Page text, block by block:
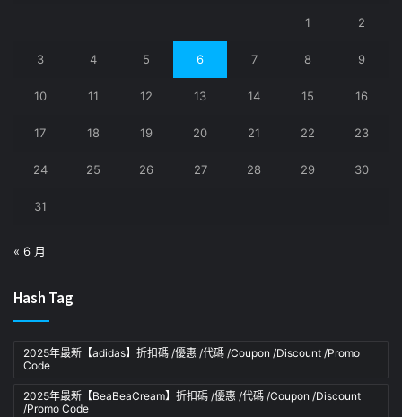
1 2
3 4 5 6 7 8 9
10 11 12 13 14 15 16
17 18 19 20 21 22 23
24 25 26 27 28 29 30
31
« 6 月
Hash Tag
2025年最新【adidas】折扣碼 /優惠 /代碼 /Coupon /Discount /Promo
Code
2025年最新【BeaBeaCream】折扣碼 /優惠 /代碼 /Coupon /Discount
/Promo Code